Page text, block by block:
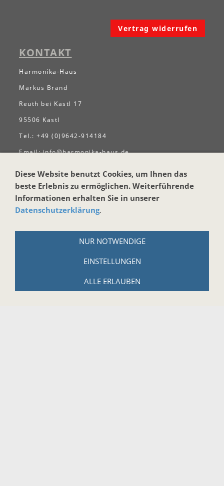
Vertrag widerrufen
KONTAKT
Harmonika-Haus
Markus Brand
Reuth bei Kastl 17
95506 Kastl
Tel.: +49 (0)9642-914184
Email:info@harmonika-haus.de
RECHTLICHES
AGB
Widerrufsbelehrung für digitale Güter
Zahlungs- und Versandbedingungen
Hinweise zur Batterieentsorgung
Diese Website benutzt Cookies, um Ihnen das
beste Erlebnis zu ermöglichen. Weiterführende
Informationen erhalten Sie in unserer
Datenschutzerklärung.
NUR NOTWENDIGE
EINSTELLUNGEN
ALLE ERLAUBEN